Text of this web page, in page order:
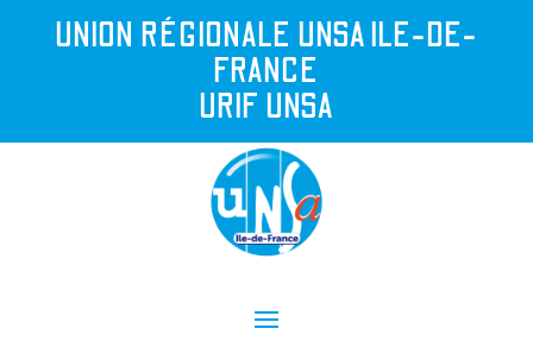
UNION RÉGIONALE UNSA ILE-DE-
FRANCE
URIF UNSA